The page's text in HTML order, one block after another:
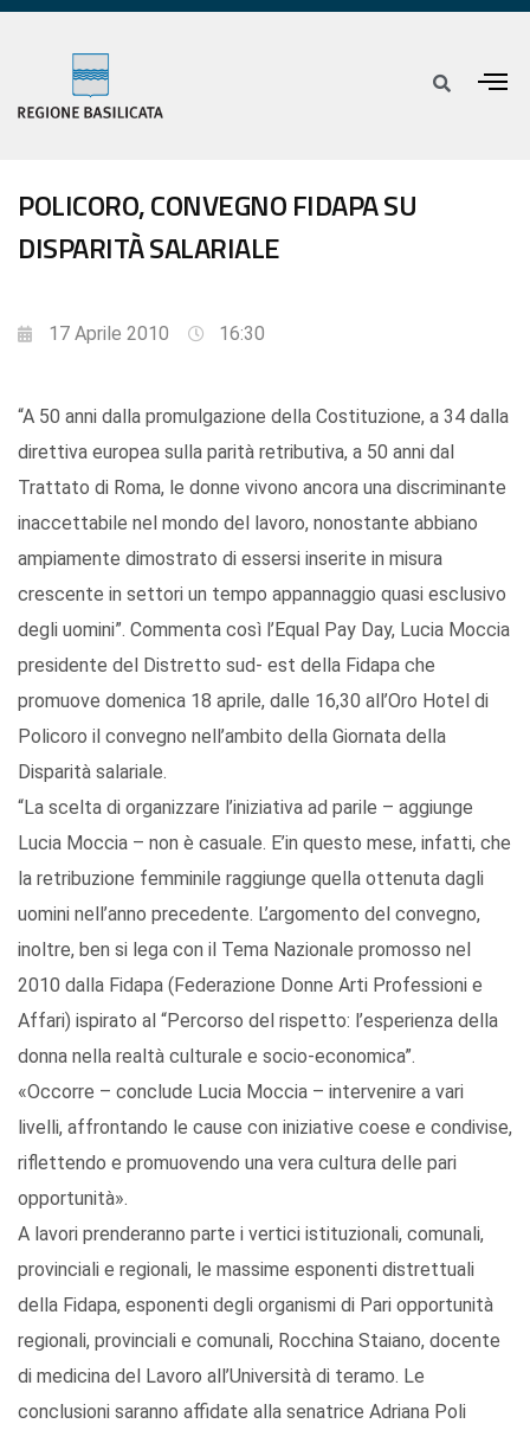
POLICORO, CONVEGNO FIDAPA SU
DISPARITÀ SALARIALE
17 Aprile 2010 16:30
“A 50 anni dalla promulgazione della Costituzione, a 34 dalla
direttiva europea sulla parità retributiva, a 50 anni dal
Trattato di Roma, le donne vivono ancora una discriminante
inaccettabile nel mondo del lavoro, nonostante abbiano
ampiamente dimostrato di essersi inserite in misura
crescente in settori un tempo appannaggio quasi esclusivo
degli uomini”. Commenta così l’Equal Pay Day, Lucia Moccia
presidente del Distretto sud- est della Fidapa che
promuove domenica 18 aprile, dalle 16,30 all’Oro Hotel di
Policoro il convegno nell’ambito della Giornata della
Disparità salariale.
“La scelta di organizzare l’iniziativa ad parile – aggiunge
Lucia Moccia – non è casuale. E’in questo mese, infatti, che
la retribuzione femminile raggiunge quella ottenuta dagli
uomini nell’anno precedente. L’argomento del convegno,
inoltre, ben si lega con il Tema Nazionale promosso nel
2010 dalla Fidapa (Federazione Donne Arti Professioni e
Affari) ispirato al “Percorso del rispetto: l’esperienza della
donna nella realtà culturale e socio-economica”.
«Occorre – conclude Lucia Moccia – intervenire a vari
livelli, affrontando le cause con iniziative coese e condivise,
riflettendo e promuovendo una vera cultura delle pari
opportunità».
A lavori prenderanno parte i vertici istituzionali, comunali,
provinciali e regionali, le massime esponenti distrettuali
della Fidapa, esponenti degli organismi di Pari opportunità
regionali, provinciali e comunali, Rocchina Staiano, docente
di medicina del Lavoro all’Università di teramo. Le
conclusioni saranno affidate alla senatrice Adriana Poli